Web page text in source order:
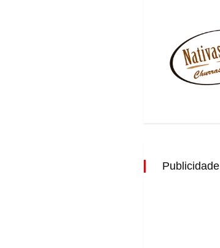
Publicidade